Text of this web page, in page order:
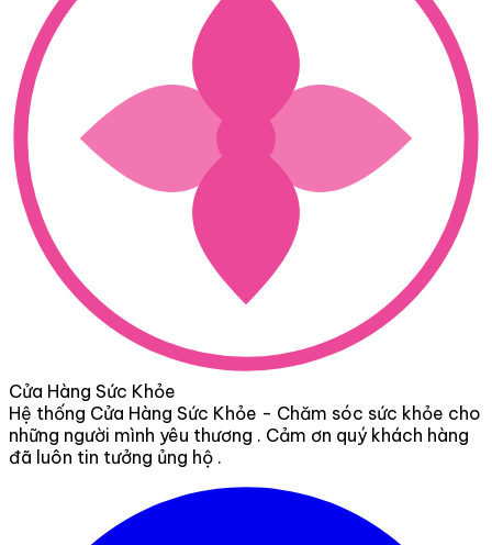
Cửa Hàng Sức Khỏe
Hệ thống Cửa Hàng Sức Khỏe - Chăm sóc sức khỏe cho
những người mình yêu thương . Cảm ơn quý khách hàng
đã luôn tin tưởng ủng hộ .